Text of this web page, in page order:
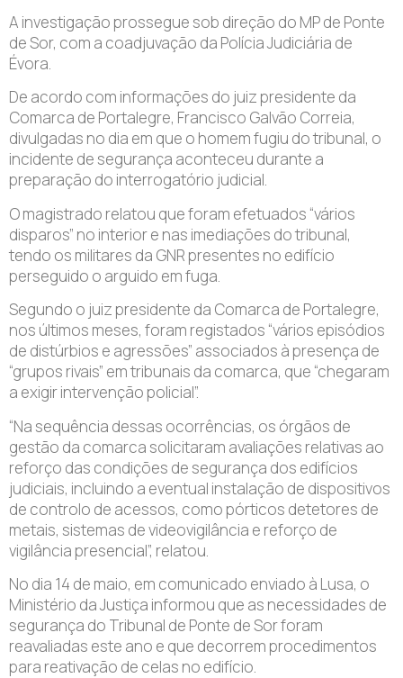
A investigação prossegue sob direção do MP de Ponte
de Sor, com a coadjuvação da Polícia Judiciária de
Évora.
De acordo com informações do juiz presidente da
Comarca de Portalegre, Francisco Galvão Correia,
divulgadas no dia em que o homem fugiu do tribunal, o
incidente de segurança aconteceu durante a
preparação do interrogatório judicial.
O magistrado relatou que foram efetuados “vários
disparos” no interior e nas imediações do tribunal,
tendo os militares da GNR presentes no edifício
perseguido o arguido em fuga.
Segundo o juiz presidente da Comarca de Portalegre,
nos últimos meses, foram registados “vários episódios
de distúrbios e agressões” associados à presença de
“grupos rivais” em tribunais da comarca, que “chegaram
a exigir intervenção policial”.
“Na sequência dessas ocorrências, os órgãos de
gestão da comarca solicitaram avaliações relativas ao
reforço das condições de segurança dos edifícios
judiciais, incluindo a eventual instalação de dispositivos
de controlo de acessos, como pórticos detetores de
metais, sistemas de videovigilância e reforço de
vigilância presencial”, relatou.
No dia 14 de maio, em comunicado enviado à Lusa, o
Ministério da Justiça informou que as necessidades de
segurança do Tribunal de Ponte de Sor foram
reavaliadas este ano e que decorrem procedimentos
para reativação de celas no edifício.